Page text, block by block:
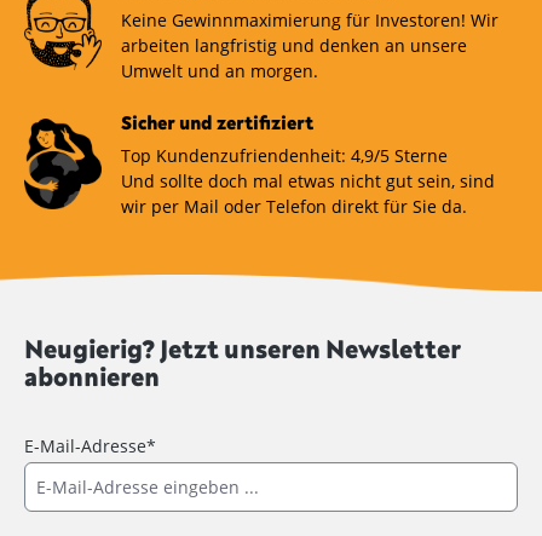
Keine Gewinnmaximierung für Investoren! Wir
arbeiten langfristig und denken an unsere
Umwelt und an morgen.
Sicher und zertifiziert
Top Kundenzufriendenheit: 4,9/5 Sterne
Und sollte doch mal etwas nicht gut sein, sind
wir per Mail oder Telefon direkt für Sie da.
Neugierig? Jetzt unseren Newsletter
abonnieren
E-Mail-Adresse*